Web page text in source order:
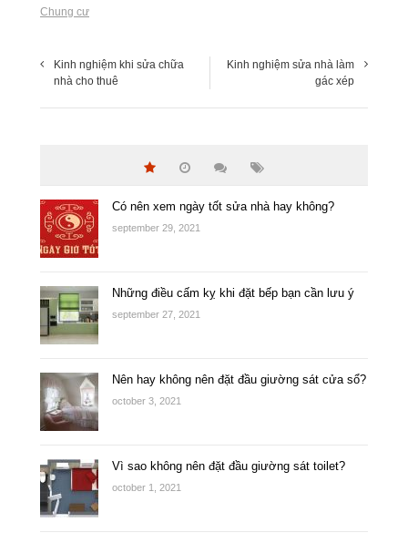
Chung cư
Kinh nghiệm khi sửa chữa
nhà cho thuê
Kinh nghiệm sửa nhà làm
gác xép
Có nên xem ngày tốt sửa nhà hay không?
september 29, 2021
Những điều cấm kỵ khi đặt bếp bạn cần lưu ý
september 27, 2021
Nên hay không nên đặt đầu giường sát cửa sổ?
october 3, 2021
Vì sao không nên đặt đầu giường sát toilet?
october 1, 2021